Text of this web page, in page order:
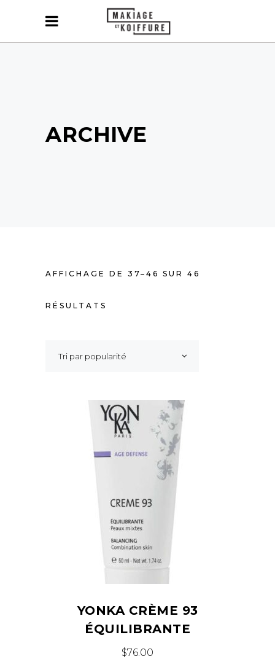
ARCHIVE
AFFICHAGE DE 37–46 SUR 46
RÉSULTATS
Tri par popularité
YONKA CRÈME 93
ÉQUILIBRANTE
$76.00